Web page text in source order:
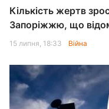
Кількість жертв
Запоріжжю, що
15 липня, 18:33 Війна